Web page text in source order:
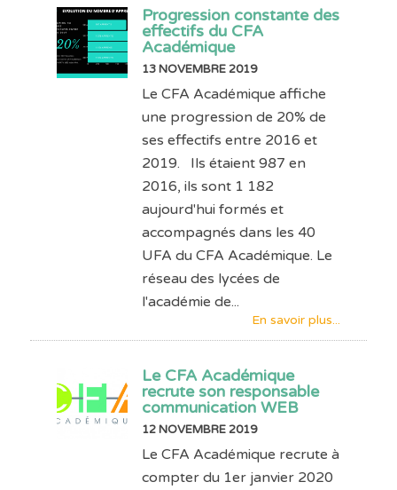
Progression constante des
effectifs du CFA
Académique
13 NOVEMBRE 2019
Le CFA Académique affiche
une progression de 20% de
ses effectifs entre 2016 et
2019. Ils étaient 987 en
2016, ils sont 1 182
aujourd'hui formés et
accompagnés dans les 40
UFA du CFA Académique. Le
réseau des lycées de
l'académie de...
En savoir plus...
Le CFA Académique
recrute son responsable
communication WEB
12 NOVEMBRE 2019
Le CFA Académique recrute à
compter du 1er janvier 2020